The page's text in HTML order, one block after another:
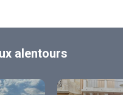
alentours